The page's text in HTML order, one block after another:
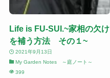
Life is FU-SUI.~家相の欠け
を補う方法 その１~
2021年9月13日
My Garden Notes ～庭ノート～
399